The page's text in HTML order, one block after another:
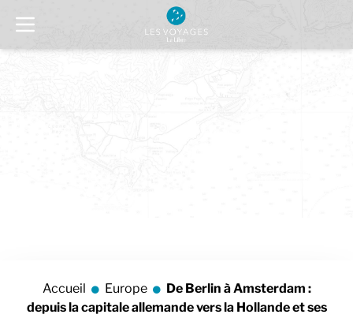
Accueil Europe
De Berlin à Amsterdam :
depuis la capitale allemande vers la Hollande et ses